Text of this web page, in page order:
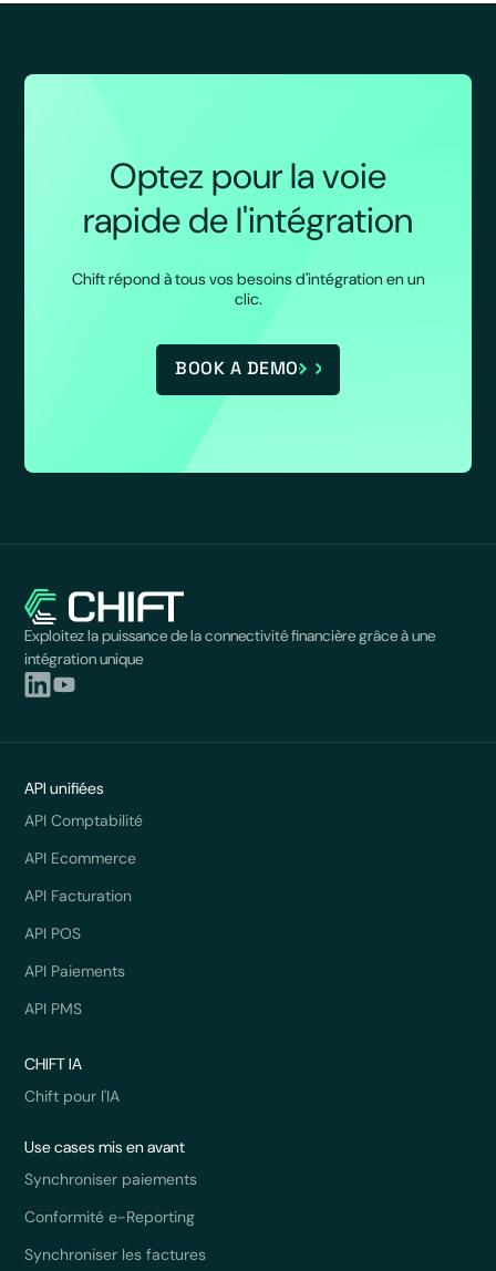
Optez pour la voie
rapide de l'intégration
Chift répond à tous vos besoins d'intégration en un
clic.
BOOK A DEMO
Exploitez la puissance de la connectivité financière grâce à une
intégration unique
API unifiées
API Comptabilité
API Ecommerce
API Facturation
API POS
API Paiements
API PMS
CHIFT IA
Chift pour l'IA
Use cases mis en avant
Synchroniser paiements
Conformité e-Reporting
Synchroniser les factures